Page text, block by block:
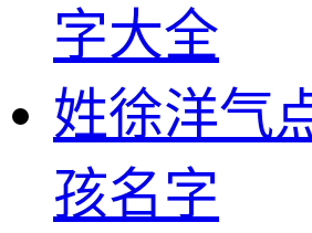
字大全
姓徐洋气
孩名字